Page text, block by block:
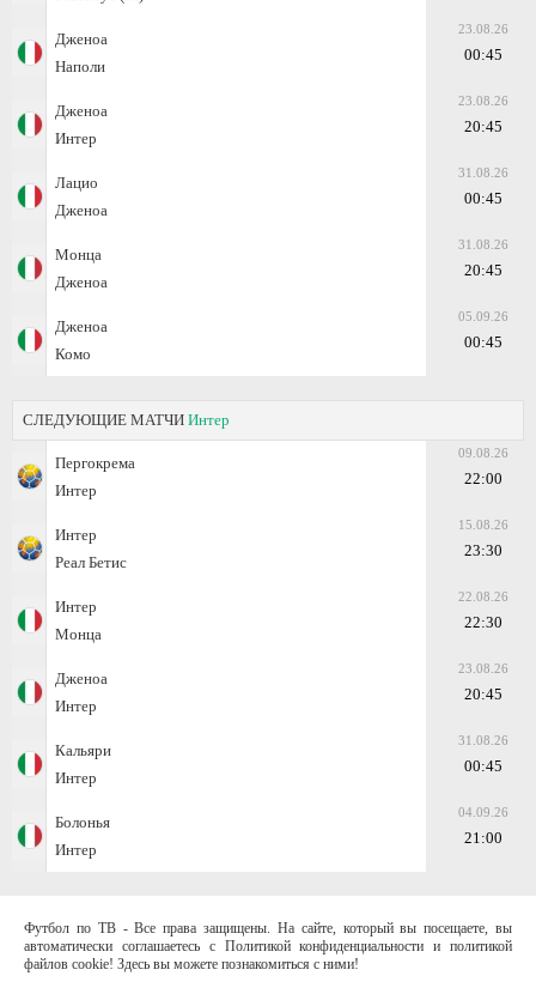
Дженоа
Наполи
23.08.26
00:45
Дженоа
Интер
23.08.26
20:45
Лацио
Дженоа
31.08.26
00:45
Монца
Дженоа
31.08.26
20:45
Дженоа
Комо
05.09.26
00:45
СЛЕДУЮЩИЕ МАТЧИ Интер
Пергокрема
Интер
09.08.26
22:00
Интер
Реал Бетис
15.08.26
23:30
Интер
Монца
22.08.26
22:30
Дженоа
Интер
23.08.26
20:45
Кальяри
Интер
31.08.26
00:45
Болонья
Интер
04.09.26
21:00
Футбол по ТВ - Все права защищены. На сайте, который вы посещаете, вы
автоматически соглашаетесь с Политикой конфиденциальности и политикой
файлов cookie! Здесь вы можете познакомиться с ними!